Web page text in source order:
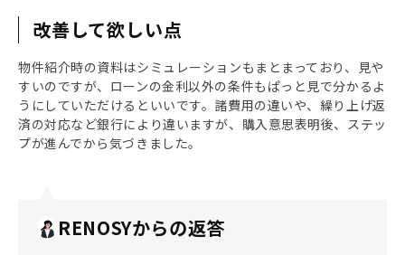
改善して欲しい点
物件紹介時の資料はシミュレーションもまとまっており、見や
すいのですが、ローンの金利以外の条件もぱっと見で分かるよ
うにしていただけるといいです。諸費用の違いや、繰り上げ返
済の対応など銀行により違いますが、購入意思表明後、ステッ
プが進んでから気づきました。
RENOSYからの返答